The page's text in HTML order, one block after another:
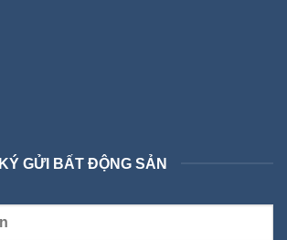
KÝ GỬI BẤT ĐỘNG SẢN